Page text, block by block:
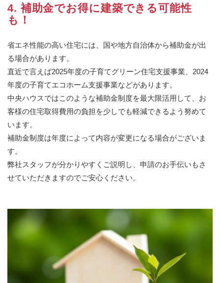
4. 補助金でお得に建築できる可能性
も！
省エネ性能の高い住宅には、国や地方自治体から補助金が出
る場合があります。
直近で言えば2025年度の子育てグリーン住宅支援事業、2024
年度の子育てエコホーム支援事業などがあります。
中央ハウスではこのような補助金制度を最大限活用して、お
客様の住宅取得費用の負担を少しでも軽減できるよう努めて
います。
補助金制度は年度によって内容が変更になる場合がございま
す。
弊社スタッフが分かりやすくご説明し、申請のお手伝いもさ
せていただきますのでご安心ください。